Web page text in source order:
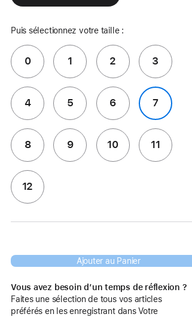
Puis sélectionnez votre taille :
0 1 2 3
4 5 6 7
8 9 10 11
12
Ajouter au Panier
Vous avez besoin d’un temps de réflexion ?
Faites une sélection de tous vos articles
préférés en les enregistrant dans Votre